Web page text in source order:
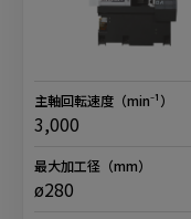
主軸回転速度 （min⁻¹）
3,000
最大加工径 （mm）
ø280